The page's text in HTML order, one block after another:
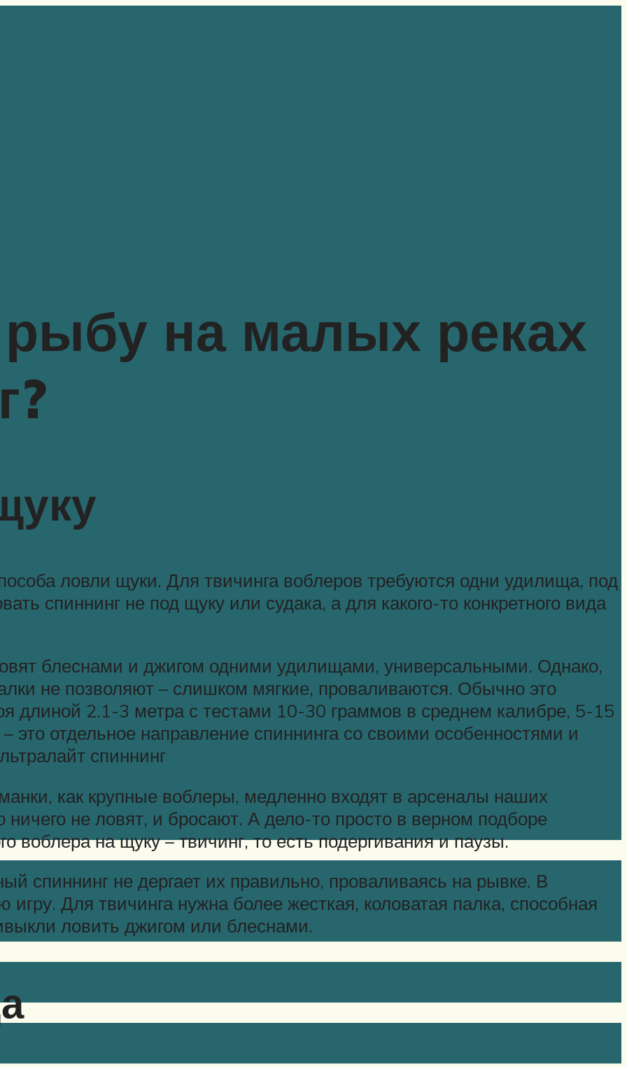
на малых реках
ловли щуки. Для твичинга воблеров требуются одни удилища, под
спиннинг не под щуку или судака, а для какого-то конкретного вида
блеснами и джигом одними удилищами, универсальными. Однако,
не позволяют – слишком мягкие, проваливаются. Обычно это
длиной 2.1-3 метра с тестами 10-30 граммов в среднем калибре, 5-15
это отдельное направление спиннинга со своими особенностями и
спиннинг
как крупные воблеры, медленно входят в арсеналы наших
не ловят, и бросают. А дело-то просто в верном подборе
воблера на щуку – твичинг, то есть подергивания и паузы.
спиннинг не дергает их правильно, проваливаясь на рывке. В
игру. Для твичинга нужна более жесткая, коловатая палка, способная
ловить джигом или блеснами.